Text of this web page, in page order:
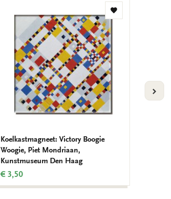
Toevoegen
Koelkastmagneet: Victory Boogie
Woogie, Piet Mondriaan,
Kunstmuseum Den Haag
€ 3,50